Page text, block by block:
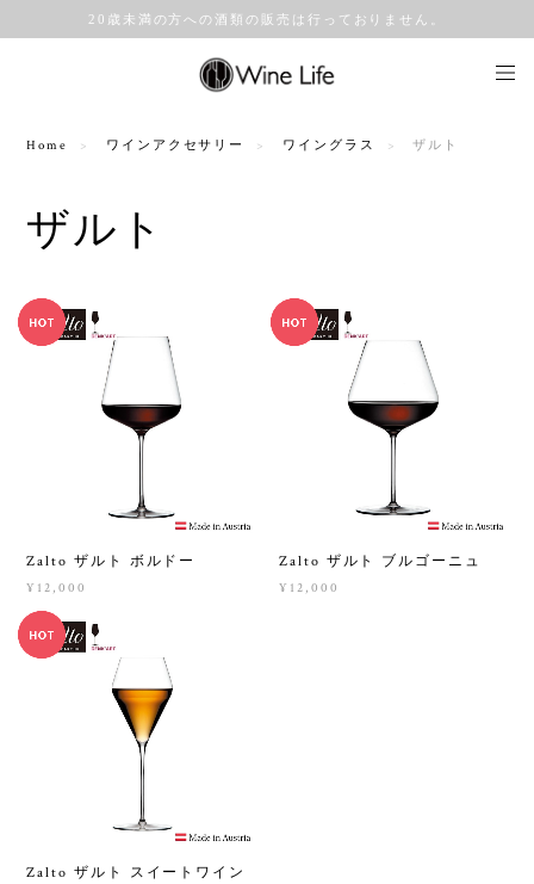
20歳未満の方への酒類の販売は行っておりません。
Home ワインアクセサリー ワイングラス ザルト
ザルト
Zalto ザルト ボルドー
¥12,000
Zalto ザルト ブルゴーニュ
¥12,000
Zalto ザルト スイートワイン